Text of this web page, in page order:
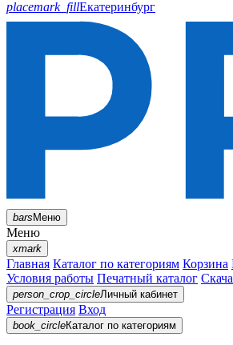
placemark_fillЕкатеринбург
barsМеню
Меню
xmark
Главная Каталог по категориям Корзина
Условия работы Печатный каталог
person_crop_circleЛичный кабинет
Регистрация Вход
book_circleКаталог по категориям